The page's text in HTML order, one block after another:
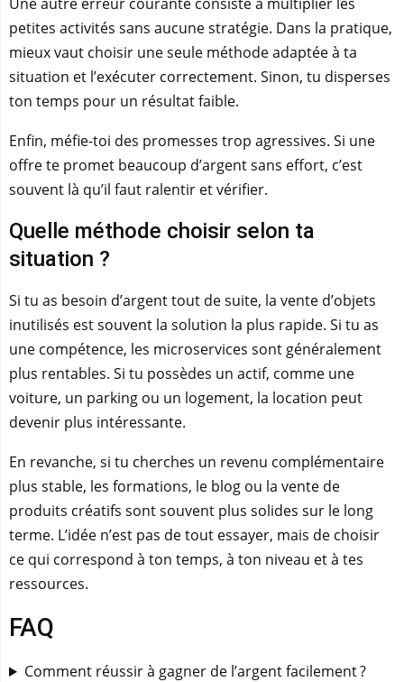
petites activités sans aucune stratégie. Dans la pratique,
mieux vaut choisir une seule méthode adaptée à ta
situation et l’exécuter correctement. Sinon, tu disperses
ton temps pour un résultat faible.
Enfin, méfie-toi des promesses trop agressives. Si une
offre te promet beaucoup d’argent sans effort, c’est
souvent là qu’il faut ralentir et vérifier.
Quelle méthode choisir selon ta
situation ?
Si tu as besoin d’argent tout de suite, la vente d’objets
inutilisés est souvent la solution la plus rapide. Si tu as
une compétence, les microservices sont généralement
plus rentables. Si tu possèdes un actif, comme une
voiture, un parking ou un logement, la location peut
devenir plus intéressante.
En revanche, si tu cherches un revenu complémentaire
plus stable, les formations, le blog ou la vente de
produits créatifs sont souvent plus solides sur le long
terme. L’idée n’est pas de tout essayer, mais de choisir
ce qui correspond à ton temps, à ton niveau et à tes
ressources.
FAQ
Comment réussir à gagner de l’argent facilement ?